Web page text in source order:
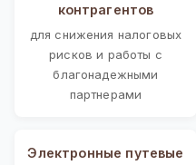
контрагентов
для снижения налоговых
рисков и работы с
благонадежными
партнерами
Электронные путевые